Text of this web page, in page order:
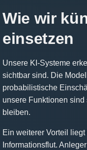
Wie wir
einsetzen
Unsere KI-Systeme
sichtbar sind. Die
probabilistische
unsere Funktionen
bleiben.
Ein weiterer Vorteil
Informationsflut.